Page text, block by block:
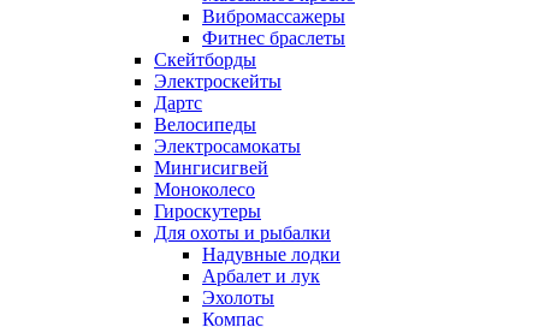
Вибромассажеры
Фитнес браслеты
Скейтборды
Электроскейты
Дартс
Велосипеды
Электросамокаты
Мингисигвей
Моноколесо
Гироскутеры
Для охоты и рыбалки
Надувные лодки
Арбалет и лук
Эхолоты
Компас